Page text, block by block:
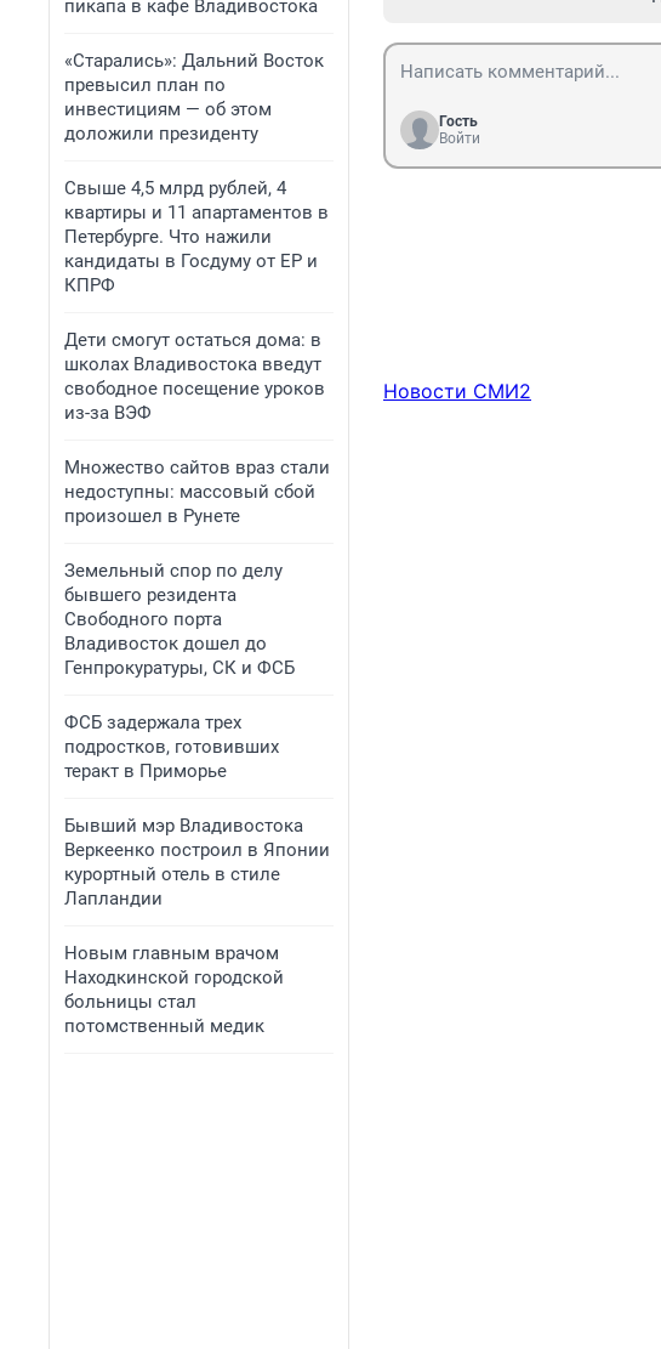
пикапа в кафе Владивостока
«Старались»: Дальний Восток
превысил план по
инвестициям — об этом
доложили президенту
Свыше 4,5 млрд рублей, 4
квартиры и 11 апартаментов в
Петербурге. Что нажили
кандидаты в Госдуму от ЕР и
КПРФ
Дети смогут остаться дома: в
школах Владивостока введут
свободное посещение уроков
из-за ВЭФ
Множество сайтов враз стали
недоступны: массовый сбой
произошел в Рунете
Земельный спор по делу
бывшего резидента
Свободного порта
Владивосток дошел до
Генпрокуратуры, СК и ФСБ
ФСБ задержала трех
подростков, готовивших
теракт в Приморье
Бывший мэр Владивостока
Веркеенко построил в Японии
курортный отель в стиле
Лапландии
Новым главным врачом
Находкинской городской
больницы стал
потомственный медик
Гость
Войти
Новости СМИ2